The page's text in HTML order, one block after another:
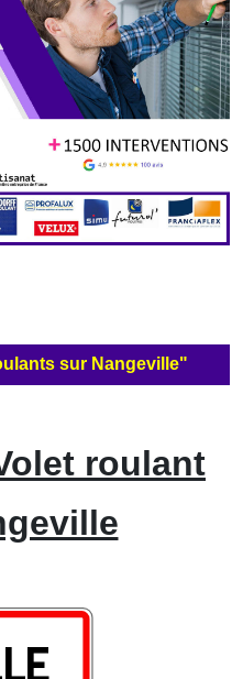
sur Nangeville"
roulant